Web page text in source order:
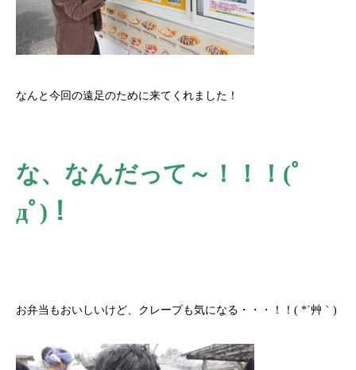
なんと今回の遠足のために来てくれました！
な、なんだって～！！！(ﾟ
дﾟ)！
お弁当もおいしいけど、クレープも気になる・・・！！ ( *´艸｀ )